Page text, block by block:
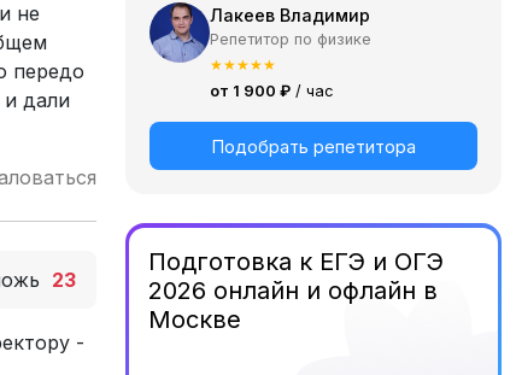
не
передо
дали
23
-
Лакеев Владимир
Репетитор по физике
★★★★★
от 1 900 ₽ / час
Подобрать репетитора
Подготовка к ЕГЭ и ОГЭ
2026 онлайн и офлайн в
Москве